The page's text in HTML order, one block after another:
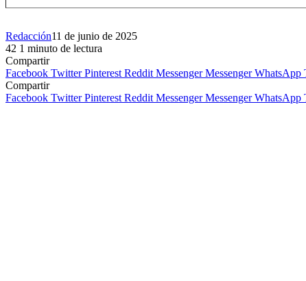
Redacción11 de junio de 2025
42 1 minuto de lectura
Compartir
Facebook Twitter Pinterest Reddit Messenger Messenger WhatsApp
Compartir
Facebook Twitter Pinterest Reddit Messenger Messenger WhatsApp